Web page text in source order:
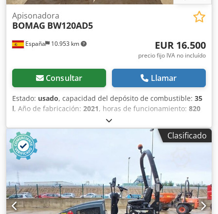
España 10.953 km
Apisonadora
BOMAG BW120AD5
EUR 16.500
precio fijo IVA no incluído
Consultar Llamar
Estado: usado, capacidad del depósito de combustible: 35
l, Año de fabricación: 2021, horas de funcionamiento: 820
, Peso en vacío: 2.700 kg Dimensiones (lxanxal): 253 x 127
x 257 cm Ubicación: Casarrubios del monte (Toledo) El
BOMAG BW120AD5 es ideal para tareas de compactación
ligera en obras urbanas o mantenimiento de carreteras.
Buena maniobrabilidad, controles sencillos y
funcionamiento correcto. Se presenta en estado operativo,
preparado para trabajar desde el primer día. Perfecto para
optimizar tu inversión con maquinaria de segunda mano.
Tipología: Ligera Crodoy Iz A Ajpfx Ahrjf Anchura de
tambor: 1.200 mm Diámetro de tambor: 700 mm
Clasificado